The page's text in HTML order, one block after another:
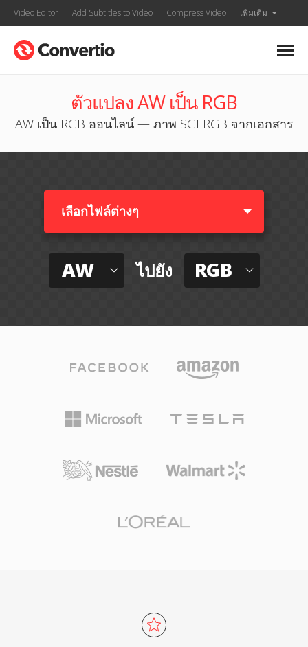
Video Editor Add Subtitles to Video Compress Video เพิ่มเติม
ตัวแปลง AW เป็น RGB
AW เป็น RGB ออนไลน์ — ภาพ SGI RGB จากเอกสาร
เลือกไฟล์ต่างๆ​
AW ไปยัง RGB